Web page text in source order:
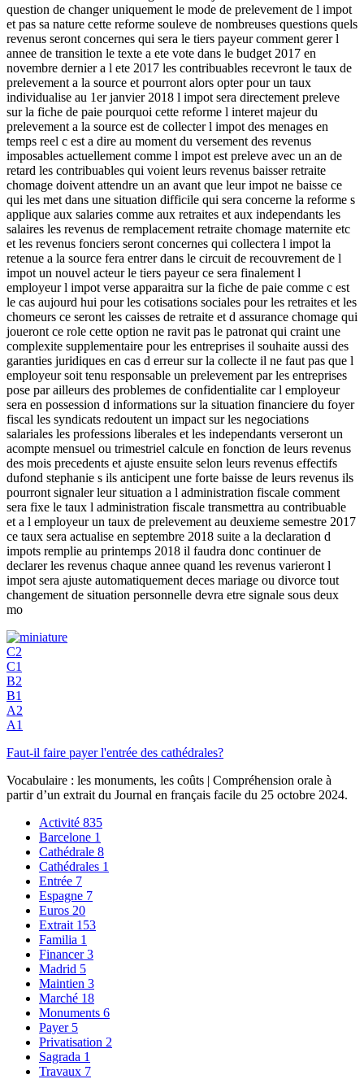
question de changer uniquement le mode de prelevement de l impot
et pas sa nature cette reforme souleve de nombreuses questions quels
revenus seront concernes qui sera le tiers payeur comment gerer l
annee de transition le texte a ete vote dans le budget 2017 en
novembre dernier a l ete 2017 les contribuables recevront le taux de
prelevement a la source et pourront alors opter pour un taux
individualise au 1er janvier 2018 l impot sera directement preleve
sur la fiche de paie pourquoi cette reforme l interet majeur du
prelevement a la source est de collecter l impot des menages en
temps reel c est a dire au moment du versement des revenus
imposables actuellement comme l impot est preleve avec un an de
retard les contribuables qui voient leurs revenus baisser retraite
chomage doivent attendre un an avant que leur impot ne baisse ce
qui les met dans une situation difficile qui sera concerne la reforme s
applique aux salaries comme aux retraites et aux independants les
salaires les revenus de remplacement retraite chomage maternite etc
et les revenus fonciers seront concernes qui collectera l impot la
retenue a la source fera entrer dans le circuit de recouvrement de l
impot un nouvel acteur le tiers payeur ce sera finalement l
employeur l impot verse apparaitra sur la fiche de paie comme c est
le cas aujourd hui pour les cotisations sociales pour les retraites et les
chomeurs ce seront les caisses de retraite et d assurance chomage qui
joueront ce role cette option ne ravit pas le patronat qui craint une
complexite supplementaire pour les entreprises il souhaite aussi des
garanties juridiques en cas d erreur sur la collecte il ne faut pas que l
employeur soit tenu responsable un prelevement par les entreprises
pose par ailleurs des problemes de confidentialite car l employeur
sera en possession d informations sur la situation financiere du foyer
fiscal les syndicats redoutent un impact sur les negociations
salariales les professions liberales et les independants verseront un
acompte mensuel ou trimestriel calcule en fonction de leurs revenus
des mois precedents et ajuste ensuite selon leurs revenus effectifs
dufond stephanie s ils anticipent une forte baisse de leurs revenus ils
pourront signaler leur situation a l administration fiscale comment
sera fixe le taux l administration fiscale transmettra au contribuable
et a l employeur un taux de prelevement au deuxieme semestre 2017
ce taux sera actualise en septembre 2018 suite a la declaration d
impots remplie au printemps 2018 il faudra donc continuer de
declarer les revenus chaque annee quand les revenus varieront l
impot sera ajuste automatiquement deces mariage ou divorce tout
changement de situation personnelle devra etre signale sous deux
mo
C2
C1
B2
B1
A2
A1
Faut-il faire payer l'entrée des cathédrales?
Vocabulaire : les monuments, les coûts | Compréhension orale à
partir d’un extrait du Journal en français facile du 25 octobre 2024.
Activité 835
Barcelone 1
Cathédrale 8
Cathédrales 1
Entrée 7
Espagne 7
Euros 20
Extrait 153
Familia 1
Financer3
Madrid 5
Maintien 3
Marché 18
Monuments 6
Payer 5
Privatisation 2
Sagrada 1
Travaux 7